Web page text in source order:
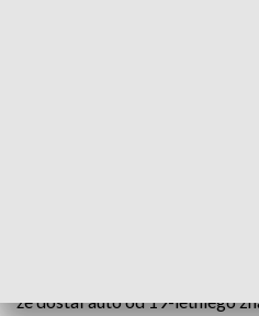
że dostał auto od 19-letniego